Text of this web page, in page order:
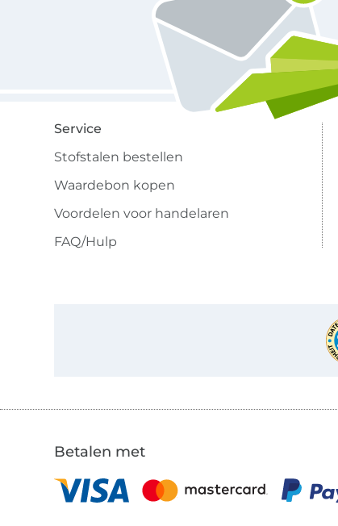
Service
Stofstalen bestellen
Waardebon kopen
Voordelen voor handelaren
FAQ/Hulp
Betalen met